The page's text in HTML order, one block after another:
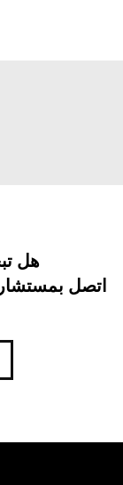
هل
اتصل